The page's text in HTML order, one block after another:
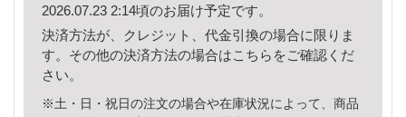
2026.07.23 2:14頃のお届け予定です。
決済方法が、クレジット、代金引換の場合に限りま
す。その他の決済方法の場合はこちら をご確認くだ
さい。
※土・日・祝日の注文の場合や在庫状況によって、商品